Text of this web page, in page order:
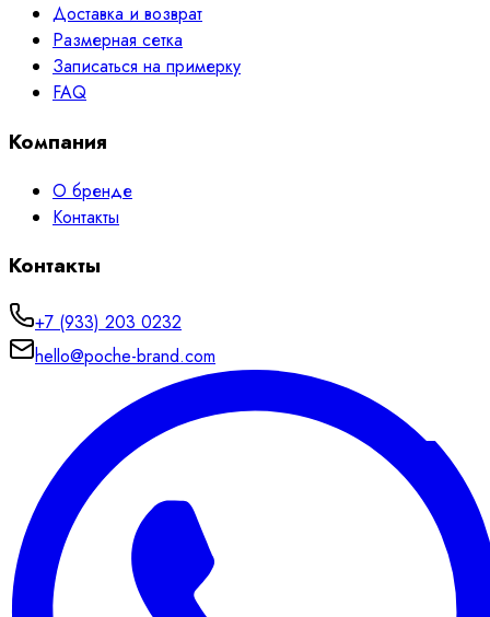
Доставка и возврат
Размерная сетка
Записаться на примерку
FAQ
Компания
О бренде
Контакты
Контакты
+7 (933) 203 0232
hello@poche-brand.com